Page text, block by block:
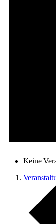
Keine